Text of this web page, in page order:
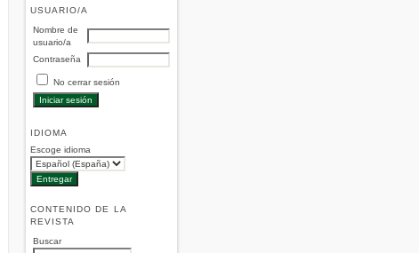
USUARIO/A
Nombre de
usuario/a
Contraseña
No cerrar sesión
IDIOMA
Escoge idioma
CONTENIDO DE LA
REVISTA
Buscar